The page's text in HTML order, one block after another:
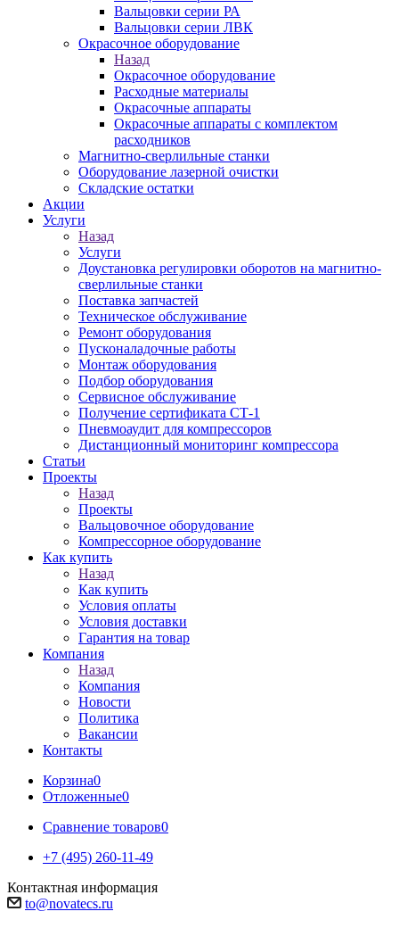
Вальцовки серии РА
Вальцовки серии ЛВК
Окрасочное оборудование
Назад
Окрасочное оборудование
Расходные материалы
Окрасочные аппараты
Окрасочные аппараты с комплектом
расходников
Магнитно-сверлильные станки
Оборудование лазерной очистки
Складские остатки
Акции
Услуги
Назад
Услуги
Доустановка регулировки оборотов на магнитно-
сверлильные станки
Поставка запчастей
Техническое обслуживание
Ремонт оборудования
Пусконаладочные работы
Монтаж оборудования
Подбор оборудования
Сервисное обслуживание
Получение сертификата СТ-1
Пневмоаудит для компрессоров
Дистанционный мониторинг компрессора
Статьи
Проекты
Назад
Проекты
Вальцовочное оборудование
Компрессорное оборудование
Как купить
Назад
Как купить
Условия оплаты
Условия доставки
Гарантия на товар
Компания
Назад
Компания
Новости
Политика
Вакансии
Контакты
Корзина0
Отложенные0
Сравнение товаров0
+7 (495) 260-11-49
Контактная информация
to@novatecs.ru